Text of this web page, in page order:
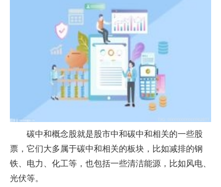
碳中和概念股就是股市中和碳中和相关的一些股
票，它们大多属于碳中和相关的板块，比如减排的钢
铁、电力、化工等，也包括一些清洁能源，比如风电、
光伏等。